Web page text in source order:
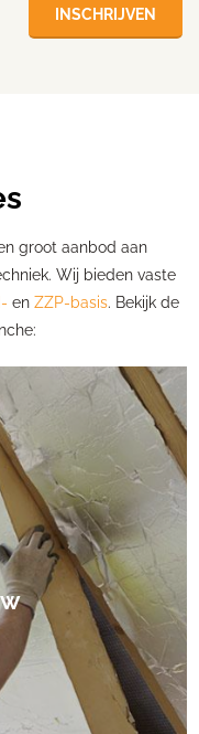
INSCHRIJVEN
groot aanbod aan
Wij bieden vaste
en ZZP-basis. Bekijk de